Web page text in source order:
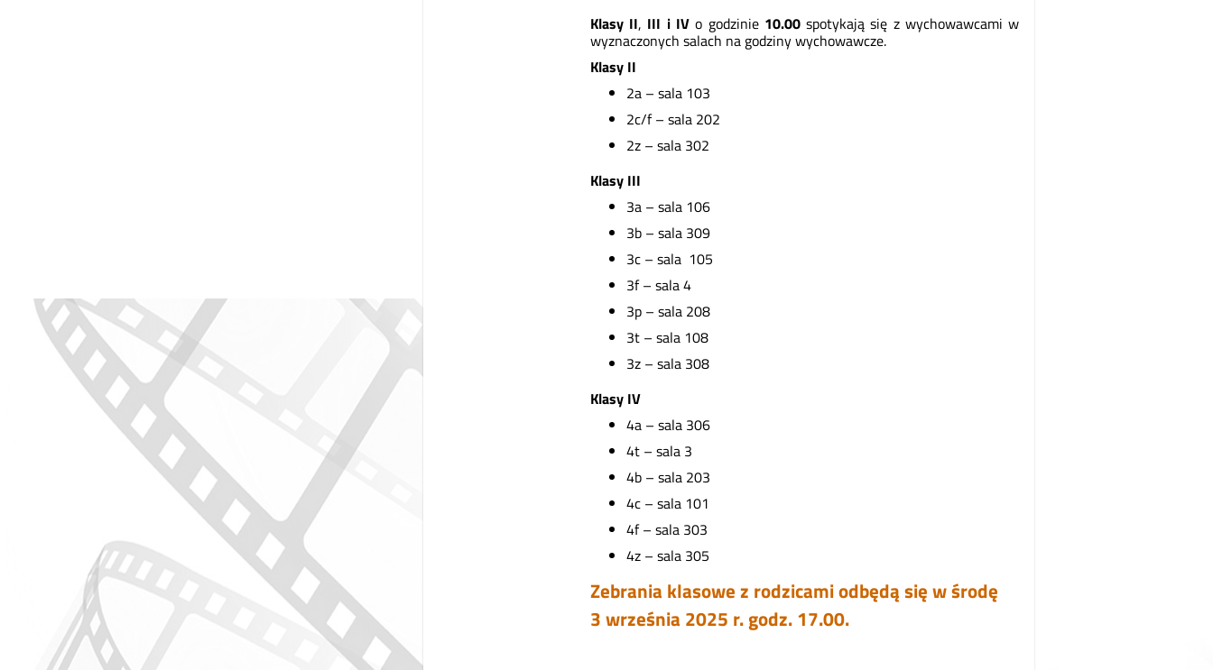
Klasy II, III i IV o godzinie 10.00 spotykają się z wychowawcami w
wyznaczonych salach na godziny wychowawcze.
Klasy II
2a – sala 103
2c/f – sala 202
2z – sala 302
Klasy III
3a – sala 106
3b – sala 309
3c – sala 105
3f – sala 4
3p – sala 208
3t – sala 108
3z – sala 308
Klasy IV
4a – sala 306
4t – sala 3
4b – sala 203
4c – sala 101
4f – sala 303
4z – sala 305
Zebrania klasowe z rodzicami odbędą się w środę
3 września 2025 r. godz. 17.00.